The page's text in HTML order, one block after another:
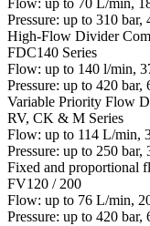
Flow: up to 70 L/min,
Pressure: up to 310 bar,
High-Flow Divider
FDC140 Series
Flow: up to 140 l/min,
Pressure: up to 420 bar,
Variable Priority Flow
RV, CK & M Series
Flow: up to 114 L/min,
Pressure: up to 250 bar,
Fixed and proportional
FV120 / 200
Flow: up to 76 L/min,
Pressure: up to 420 bar,